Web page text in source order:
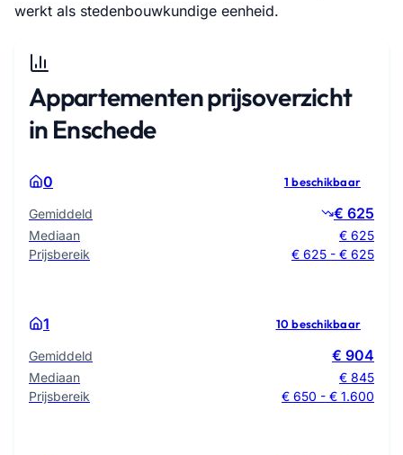
werkt als stedenbouwkundige eenheid.
Appartementen prijsoverzicht
in Enschede
0 1 beschikbaar
Gemiddeld € 625
Mediaan
€ 625
Prijsbereik
€ 625 - € 625
1 10 beschikbaar
Gemiddeld € 904
Mediaan
€ 845
Prijsbereik
€ 650 - € 1.600